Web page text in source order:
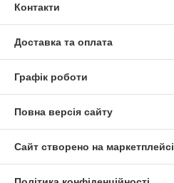
Контакти
Доставка та оплата
Графік роботи
Повна версія сайту
Сайт створено на маркетплейсі